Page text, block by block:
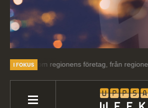
regionens företag, från regionens företag.